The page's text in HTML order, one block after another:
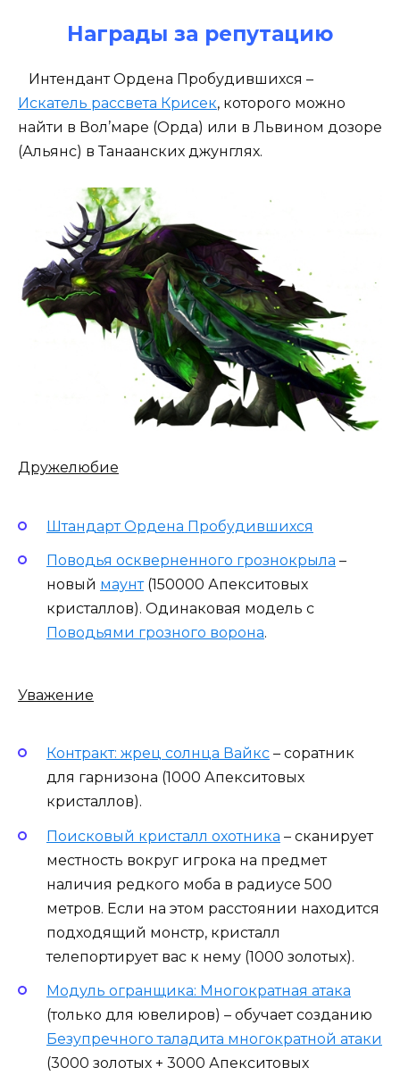
Награды за репутацию
Интендант Ордена Пробудившихся –
Искатель рассвета Крисек, которого можно
найти в Вол’маре (Орда) или в Львином дозоре
(Альянс) в Танаанских джунглях.
Дружелюбие
Штандарт Ордена Пробудившихся
Поводья оскверненного грознокрыла –
новый маунт(150000 Апекситовых
кристаллов). Одинаковая модель с
Поводьями грозного ворона.
Уважение
Контракт: жрец солнца Вайкс – соратник
для гарнизона (1000 Апекситовых
кристаллов).
Поисковый кристалл охотника – сканирует
местность вокруг игрока на предмет
наличия редкого моба в радиусе 500
метров. Если на этом расстоянии находится
подходящий монстр, кристалл
телепортирует вас к нему (1000 золотых).
Модуль огранщика: Многократная атака
(только для ювелиров) – обучает созданию
Безупречного таладита многократной атаки
(3000 золотых + 3000 Апекситовых